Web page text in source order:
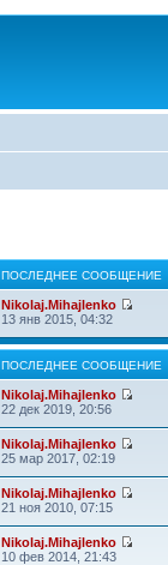
ПОСЛЕДНЕЕ СООБЩЕНИЕ
Nikolaj.Mihajlenko
13 янв 2015, 04:32
ПОСЛЕДНЕЕ СООБЩЕНИЕ
Nikolaj.Mihajlenko
22 дек 2019, 20:56
Nikolaj.Mihajlenko
25 мар 2017, 02:19
Nikolaj.Mihajlenko
21 ноя 2010, 07:15
Nikolaj.Mihajlenko
10 фев 2014, 21:43